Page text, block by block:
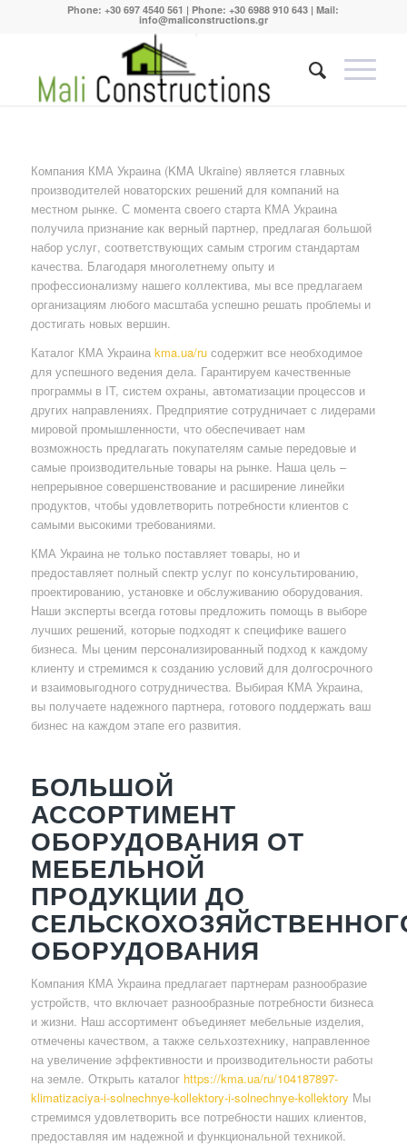
Phone:+30 697 4540 561 | Phone:+30 6988 910 643 | Mail:
info@maliconstructions.gr
Компания КМА Украина (KMA Ukraine) является главных
производителей новаторских решений для компаний на
местном рынке. С момента своего старта КМА Украина
получила признание как верный партнер, предлагая большой
набор услуг, соответствующих самым строгим стандартам
качества. Благодаря многолетнему опыту и
профессионализму нашего коллектива, мы все предлагаем
организациям любого масштаба успешно решать проблемы и
достигать новых вершин.
Каталог КМА Украина kma.ua/ruсодержит все необходимое
для успешного ведения дела. Гарантируем качественные
программы в IT, систем охраны, автоматизации процессов и
других направлениях. Предприятие сотрудничает с лидерами
мировой промышленности, что обеспечивает нам
возможность предлагать покупателям самые передовые и
самые производительные товары на рынке. Наша цель –
непрерывное совершенствование и расширение линейки
продуктов, чтобы удовлетворить потребности клиентов с
самыми высокими требованиями.
КМА Украина не только поставляет товары, но и
предоставляет полный спектр услуг по консультированию,
проектированию, установке и обслуживанию оборудования.
Наши эксперты всегда готовы предложить помощь в выборе
лучших решений, которые подходят к специфике вашего
бизнеса. Мы ценим персонализированный подход к каждому
клиенту и стремимся к созданию условий для долгосрочного
и взаимовыгодного сотрудничества. Выбирая КМА Украина,
вы получаете надежного партнера, готового поддержать ваш
бизнес на каждом этапе его развития.
БОЛЬШОЙ
АССОРТИМЕНТ
ОБОРУДОВАНИЯ ОТ
МЕБЕЛЬНОЙ
ПРОДУКЦИИ ДО
ОБОРУДОВАНИЯ
Компания КМА Украина предлагает партнерам разнообразие
устройств, что включает разнообразные потребности бизнеса
и жизни. Наш ассортимент объединяет мебельные изделия,
отмечены качеством, а также сельхозтехнику, направленное
на увеличение эффективности и производительности работы
на земле. Открыть каталог https://kma.ua/ru/104187897-
klimatizaciya-i-solnechnye-kollektory-i-solnechnye-kollektory Мы
стремимся удовлетворить все потребности наших клиентов,
предоставляя им надежной и функциональной техникой.